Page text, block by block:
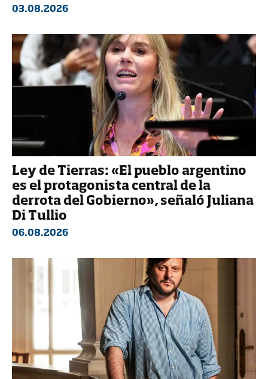
03.08.2026
Ley de Tierras: «El pueblo argentino
es el protagonista central de la
derrota del Gobierno», señaló Juliana
Di Tullio
06.08.2026